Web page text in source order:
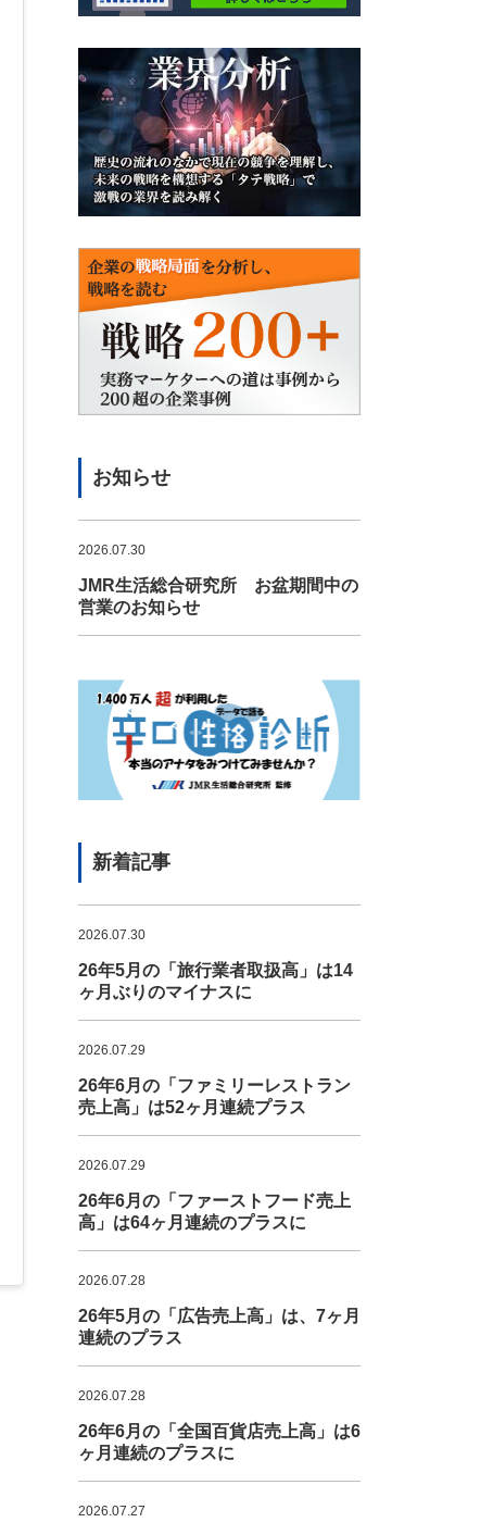
お知らせ
2026.07.30
JMR生活総合研究所 お盆期間中の
営業のお知らせ
新着記事
2026.07.30
26年5月の「旅行業者取扱高」は14
ヶ月ぶりのマイナスに
2026.07.29
26年6月の「ファミリーレストラン
売上高」は52ヶ月連続プラス
2026.07.29
26年6月の「ファーストフード売上
高」は64ヶ月連続のプラスに
2026.07.28
26年5月の「広告売上高」は、7ヶ月
連続のプラス
2026.07.28
26年6月の「全国百貨店売上高」は6
ヶ月連続のプラスに
2026.07.27